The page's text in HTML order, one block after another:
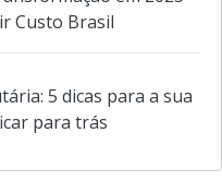
em 2025
Custo Brasil
5 dicas para a sua
para trás